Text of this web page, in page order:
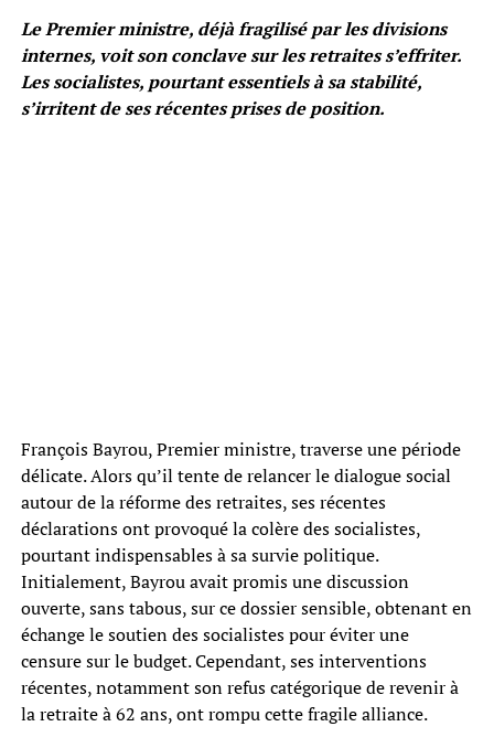
Le Premier ministre, déjà fragilisé par les divisions
internes, voit son conclave sur les retraites s’effriter.
Les socialistes, pourtant essentiels à sa stabilité,
s’irritent de ses récentes prises de position.
François Bayrou, Premier ministre, traverse une période
délicate. Alors qu’il tente de relancer le dialogue social
autour de la réforme des retraites, ses récentes
déclarations ont provoqué la colère des socialistes,
pourtant indispensables à sa survie politique.
Initialement, Bayrou avait promis une discussion
ouverte, sans tabous, sur ce dossier sensible, obtenant en
échange le soutien des socialistes pour éviter une
censure sur le budget. Cependant, ses interventions
récentes, notamment son refus catégorique de revenir à
la retraite à 62 ans, ont rompu cette fragile alliance.